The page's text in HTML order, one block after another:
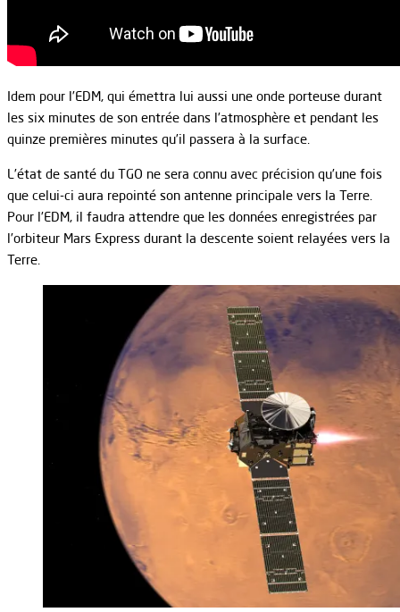
Idem pour l’EDM, qui émettra lui aussi une onde porteuse durant
les six minutes de son entrée dans l’atmosphère et pendant les
quinze premières minutes qu’il passera à la surface.
L’état de santé du TGO ne sera connu avec précision qu’une fois
que celui-ci aura repointé son antenne principale vers la Terre.
Pour l’EDM, il faudra attendre que les données enregistrées par
l’orbiteur Mars Express durant la descente soient relayées vers la
Terre.